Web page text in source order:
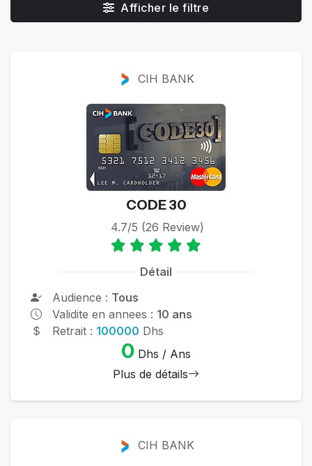
Afficher le filtre
CIH BANK
CODE 30
4.7/5 (26 Review)
Détail
Audience : Tous
Validite en annees : 10 ans
Retrait : 100000 Dhs
0 Dhs / Ans
Plus de détails
CIH BANK